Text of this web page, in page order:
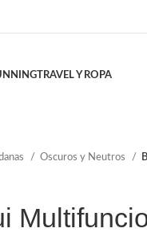
TRAVEL Y ROPA
Oscuros y Neutros